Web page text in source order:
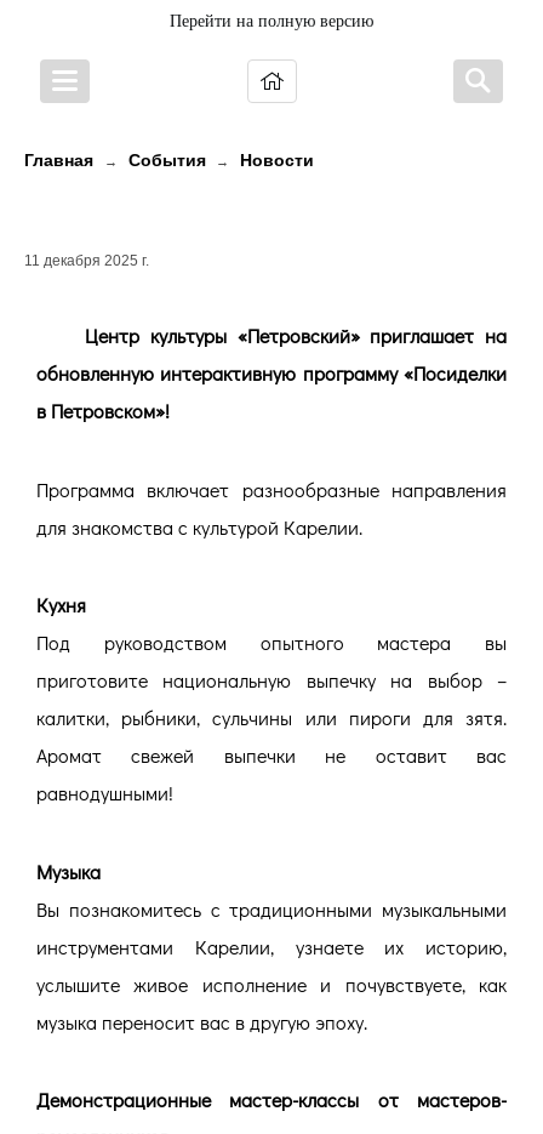
Перейти на полную версию
Главная → События → Новости
11 декабря 2025 г.
Центр культуры «Петровский» приглашает на
обновленную интерактивную программу «Посиделки
в Петровском»!
Программа включает разнообразные направления
для знакомства с культурой Карелии.
Кухня
Под руководством опытного мастера вы
приготовите национальную выпечку на выбор –
калитки, рыбники, сульчины или пироги для зятя.
Аромат свежей выпечки не оставит вас
равнодушными!
Музыка
Вы познакомитесь с традиционными музыкальными
инструментами Карелии, узнаете их историю,
услышите живое исполнение и почувствуете, как
музыка переносит вас в другую эпоху.
Демонстрационные мастер-классы от мастеров-